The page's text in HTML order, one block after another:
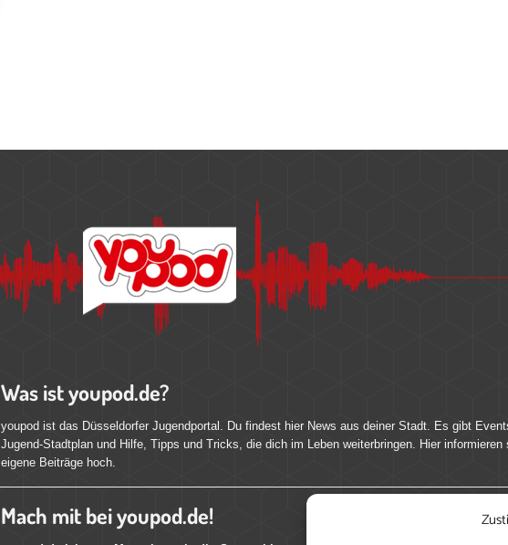
Was ist youpod.de?
youpod ist das Düsseldorfer Jugendportal. Du findest hier News aus deiner Stadt. Es gibt
Jugend-Stadtplan und Hilfe, Tipps und Tricks, die dich im Leben weiterbringen. Hier
eigene Beiträge hoch.
Mach mit bei youpod.de!